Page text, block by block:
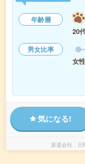
年齢層
20
男女比率
女性
気になる!
派遣会社